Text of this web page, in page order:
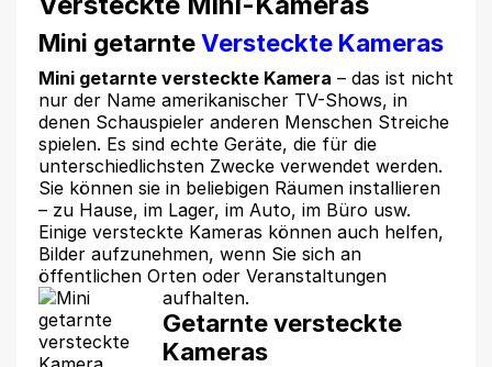
Mini getarnteVersteckte Kameras
Mini getarnte versteckte Kamera – das ist nicht
nur der Name amerikanischer TV-Shows, in
denen Schauspieler anderen Menschen Streiche
spielen. Es sind echte Geräte, die für die
unterschiedlichsten Zwecke verwendet werden.
Sie können sie in beliebigen Räumen installieren
– zu Hause, im Lager, im Auto, im Büro usw.
Einige versteckte Kameras können auch helfen,
Bilder aufzunehmen, wenn Sie sich an
öffentlichen Orten oder Veranstaltungen
aufhalten.
Getarnte versteckte
Kameras